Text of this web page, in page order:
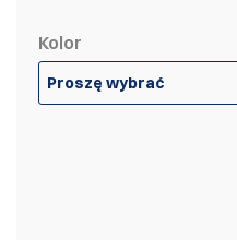
Kolor
Proszę wybrać